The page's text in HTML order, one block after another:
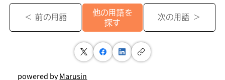
＜ 前の用語
他の用語を
探す
次の用語 ＞
powered byMarusin